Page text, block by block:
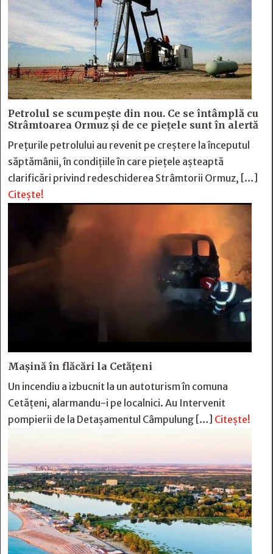
Petrolul se scumpește din nou. Ce se întâmplă cu
Strâmtoarea Ormuz și de ce piețele sunt în alertă
Prețurile petrolului au revenit pe creștere la începutul
săptămânii, în condițiile în care piețele așteaptă
clarificări privind redeschiderea Strâmtorii Ormuz, […]
Citește!
Mașină în flăcări la Cetățeni
Un incendiu a izbucnit la un autoturism în comuna
Cetățeni, alarmandu-i pe localnici. Au Intervenit
pompierii de la Detașamentul Câmpulung […] Citește!